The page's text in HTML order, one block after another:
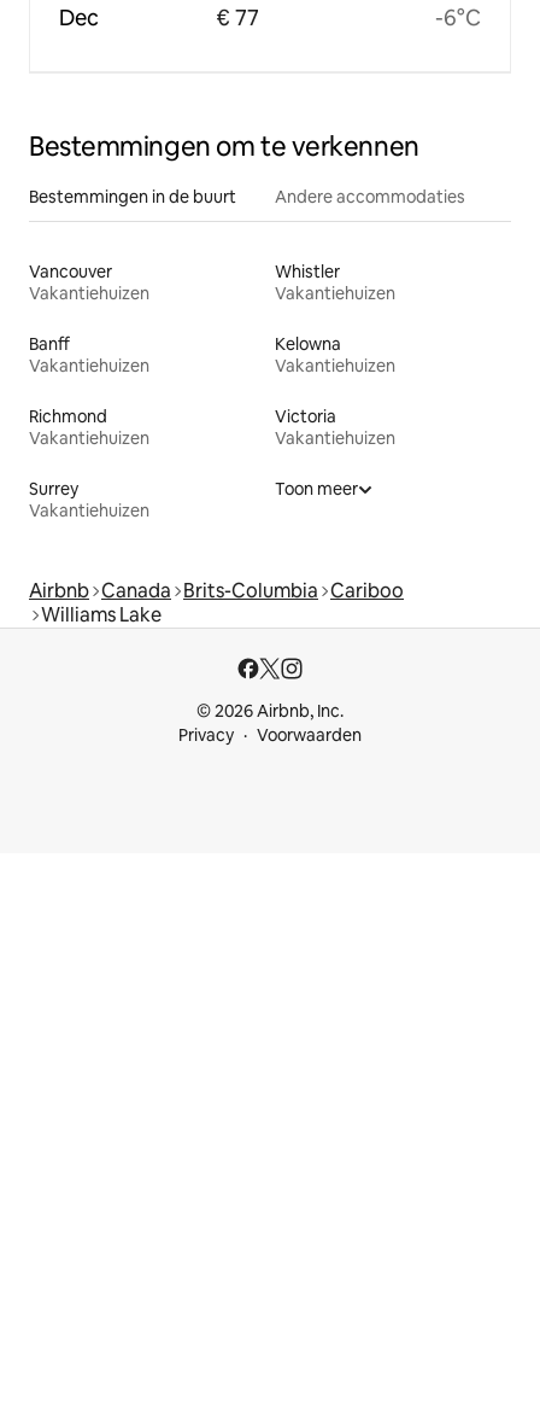
Dec € 77 -6°C
Bestemmingen om te verkennen
Bestemmingen in de buurt Andere accommodaties
Vancouver
Vakantiehuizen
Whistler
Vakantiehuizen
Banff
Vakantiehuizen
Kelowna
Vakantiehuizen
Richmond
Vakantiehuizen
Victoria
Vakantiehuizen
Surrey
Vakantiehuizen
Toon meer
Airbnb Canada Brits-Columbia Cariboo
Williams Lake
© 2026 Airbnb, Inc.
Privacy
Voorwaarden